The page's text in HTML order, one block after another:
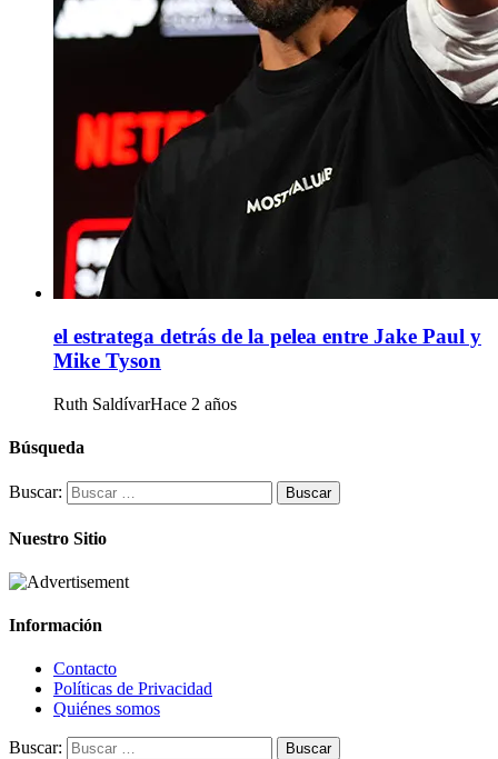
el estratega detrás de la pelea entre Jake Paul y
Mike Tyson
Ruth SaldívarHace 2 años
Búsqueda
Buscar:
Nuestro Sitio
Información
Contacto
Políticas de Privacidad
Quiénes somos
Buscar: